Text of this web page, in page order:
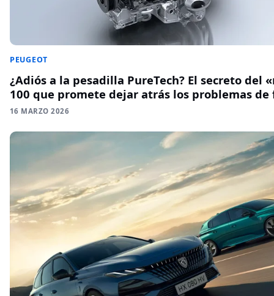
PEUGEOT
¿Adiós a la pesadilla PureTech? El secreto del
100 que promete dejar atrás los problemas
16 MARZO 2026